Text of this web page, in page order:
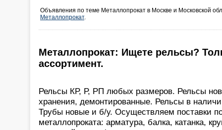
Объявления по теме Металлопрокат в Москве и Московской
Металлопрокат.
Металлопрокат: Ищете рельсы?
ассортимент.
Рельсы КР, Р, РП любых размеров. Рельсы
хранения, демонтированные. Рельсы в
Трубы новые и б/у. Осуществляем поставки
металлопроката: арматура, балка, катанка,